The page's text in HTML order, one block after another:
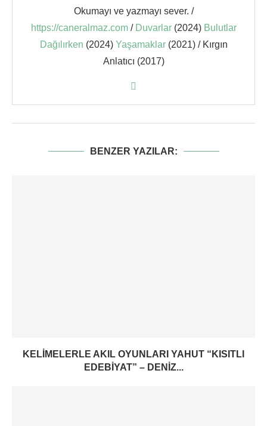
Okumayı ve yazmayı sever. /
https://caneralmaz.com/ Duvarlar (2024) Bulutlar
Dağılırken (2024) Yaşamaklar(2021) / Kırgın
Anlatıcı (2017)
BENZER YAZILAR:
KELIMELERLE AKIL OYUNLARI YAHUT “KISITLI
EDEBIYAT” – DENIZ...